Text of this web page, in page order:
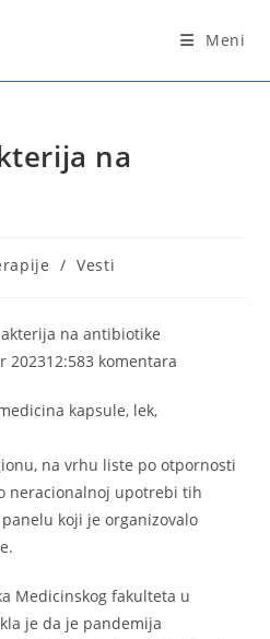
Meni
na
/ Vesti
na antibiotike
202312:583 komentara
kapsule, lek,
na vrhu liste po otpornosti
neracionalnoj upotrebi tih
koji je organizovalo
Medicinskog fakulteta u
je da je pandemija